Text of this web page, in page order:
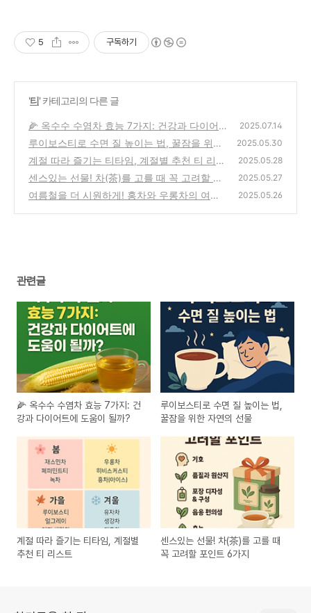
5 구독하기
'티' 카테고리의 다른 글
🌽 옥수수 수염차 효능 7가지: 건강과 다이어
트에 도움이 될까?
(0)
2025.07.14
루이보스티로 수면 질 높이는 법, 꿀잠을 위한
자연의 선물
(0)
2025.05.30
계절 따라 즐기는 티타임, 계절별 추천 티 리스
트
(0)
2025.05.28
센스있는 선물! 차(茶)를 고를 때 꼭 고려할 포
인트 6가지
(0)
2025.05.27
여름철을 더 시원하게! 홍차와 우롱차의 여름
2025.05.26
관련글
🌽 옥수수 수염차 효능 7가지: 건
강과 다이어트에 도움이 될까?
루이보스티로 수면 질 높이는 법,
꿀잠을 위한 자연의 선물
계절 따라 즐기는 티타임, 계절별
추천 티 리스트
센스있는 선물! 차(茶)를 고를 때
꼭 고려할 포인트 6가지